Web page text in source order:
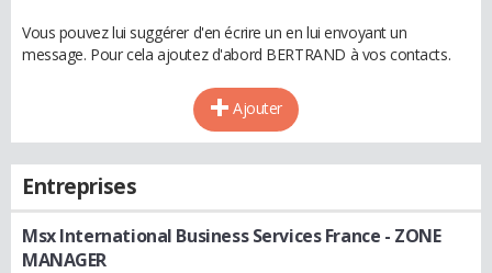
Vous pouvez lui suggérer d'en écrire un en lui envoyant un
message. Pour cela ajoutez d'abord BERTRAND à vos contacts.
Ajouter
Entreprises
Msx International Business Services France - ZONE
MANAGER